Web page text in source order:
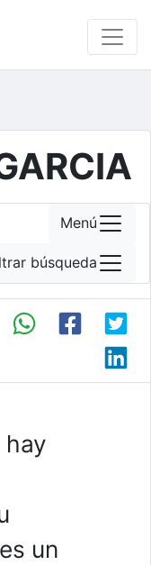
hay
un
Menú
búsqueda